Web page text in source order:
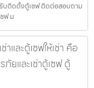
บติดตั้งตู้เซฟ ติดต่อสอบถาม
ฟ ม
และตู้เซฟให้เช่า คือ
ยและเช่าตู้เซฟ ตู้